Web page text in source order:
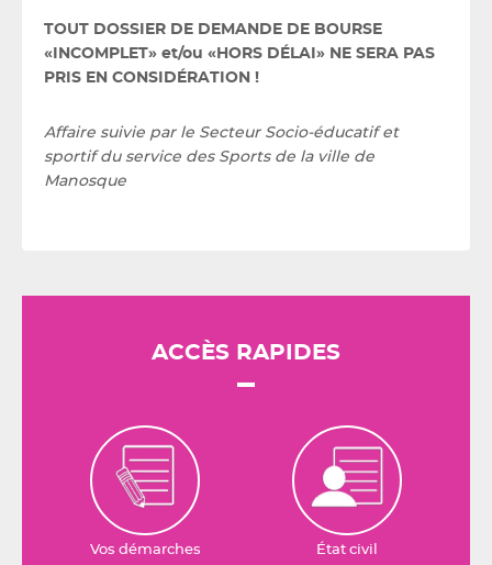
TOUT DOSSIER DE DEMANDE DE BOURSE
«INCOMPLET» et/ou «HORS DÉLAI» NE SERA PAS
PRIS EN CONSIDÉRATION !
Affaire suivie par le Secteur Socio-éducatif et
sportif du service des Sports de la ville de
Manosque
ACCÈS RAPIDES
Vos démarches État civil